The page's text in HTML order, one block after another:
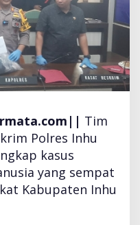
Tim
Polres Inhu
kasus
yang sempat
Kabupaten Inhu